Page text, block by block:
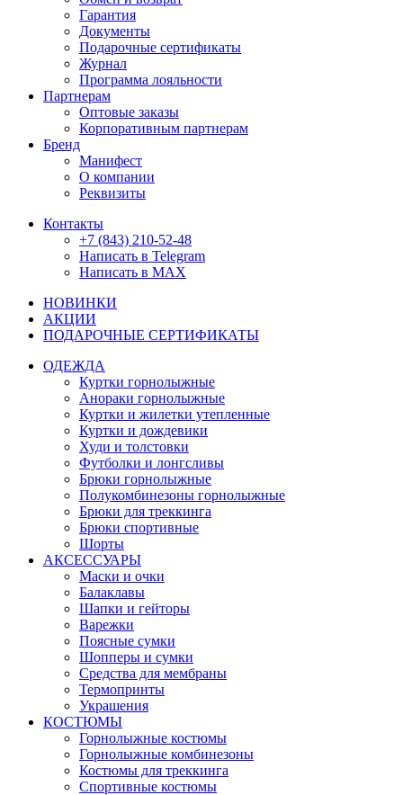
Гарантия
Документы
Подарочные сертификаты
Журнал
Программа лояльности
Партнерам
Оптовые заказы
Корпоративным партнерам
Бренд
Манифест
О компании
Реквизиты
Контакты
+7 (843) 210-52-48
Написать в Telegram
Написать в MAX
НОВИНКИ
АКЦИИ
ПОДАРОЧНЫЕ СЕРТИФИКАТЫ
ОДЕЖДА
Куртки горнолыжные
Анораки горнолыжные
Куртки и жилетки утепленные
Куртки и дождевики
Худи и толстовки
Футболки и лонгсливы
Брюки горнолыжные
Полукомбинезоны горнолыжные
Брюки для треккинга
Брюки спортивные
Шорты
АКСЕССУАРЫ
Маски и очки
Балаклавы
Шапки и гейторы
Варежки
Поясные сумки
Шопперы и сумки
Средства для мембраны
Термопринты
Украшения
КОСТЮМЫ
Горнолыжные костюмы
Горнолыжные комбинезоны
Костюмы для треккинга
Спортивные костюмы